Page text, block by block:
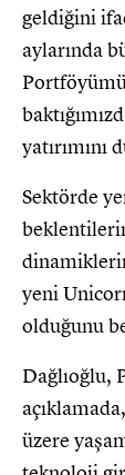
geldiğini
aylarında
Sektörde
yeni
olduğunu
Dağlıoğlu,
üzere